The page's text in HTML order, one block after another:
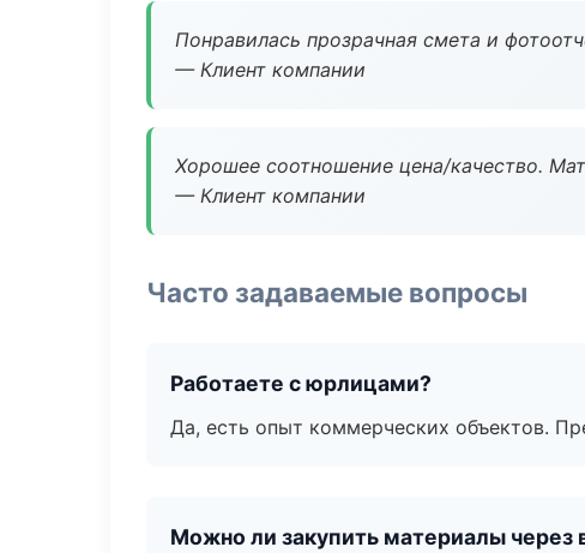
Понравилась прозрачная смета и
— Клиент компании
Хорошее соотношение цена/качество.
— Клиент компании
Часто задаваемые вопросы
Работаете с юрлицами?
Да, есть опыт коммерческих объектов.
Можно ли закупить материалы через